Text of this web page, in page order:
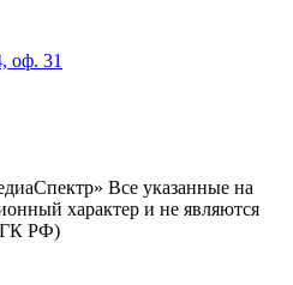
оф. 31
Все указанные на
характер и не являются
ГК РФ)